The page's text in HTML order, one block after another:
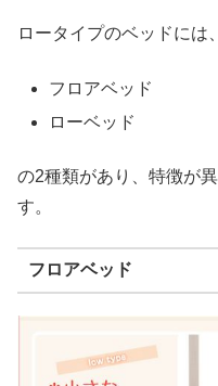
ロータイプのベッドには、
フロアベッド
ローベッド
の2種類があり、特徴が
す。
フロアベッド